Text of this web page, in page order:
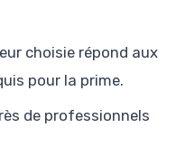
choisie répond aux
pour la prime.
de professionnels